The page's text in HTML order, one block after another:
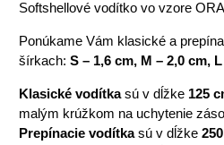
Softshellové vodítko vo vzore
Ponúkame Vám klasické a
šírkach: S – 1,6 cm, M – 2,0 cm,
Klasické vodítkasú v dĺžke 125
malým krúžkom na uchytenie
Prepínacie vodítkasú v dĺžke